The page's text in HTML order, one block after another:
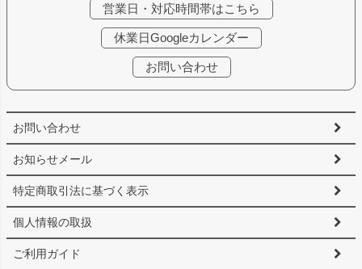
お問い合わせ
お知らせメール
特定商取引法に基づく表示
個人情報の取扱
ご利用ガイド
営業日・対応時間帯はこちら
休業日Googleカレンダー
お問い合わせ